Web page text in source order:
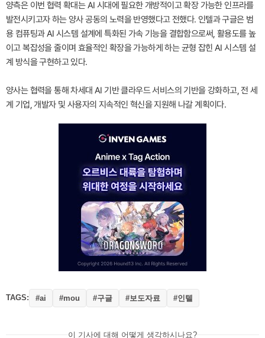
양측은 이번 협력 확대는 AI 시대에 필요한 개방적이고 확장 가능한 인프라를
발전시키고자 하는 양사 공동의 노력을 반영했다고 전했다. 인텔과 구글은 범
용 컴퓨팅과 AI 시스템 설계에 특화된 가속 기능을 결합함으로써, 활용도를 높
이고 복잡성을 줄이며 효율적인 확장을 가능하게 하는 균형 잡힌 AI 시스템 설
계 방식을 구현하고 있다.
양사는 협력을 통해 차세대 AI 기반 클라우드 서비스의 기반을 강화하고, 전 세
계 기업, 개발자 및 사용자의 지속적인 혁신을 지원해 나갈 계획이다.
TAGS: #ai #mou #구글 #보도자료 #인텔
이 기사에 대해 어떻게 생각하시나요?